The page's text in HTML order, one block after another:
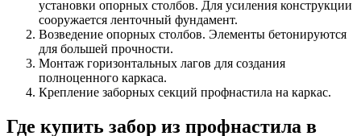
установки опорных столбов. Для усиления конструкции
сооружается ленточный фундамент.
Возведение опорных столбов. Элементы бетонируются
для большей прочности.
Монтаж горизонтальных лагов для создания
полноценного каркаса.
Крепление заборных секций профнастила на каркас.
Где купить забор из профнастила в